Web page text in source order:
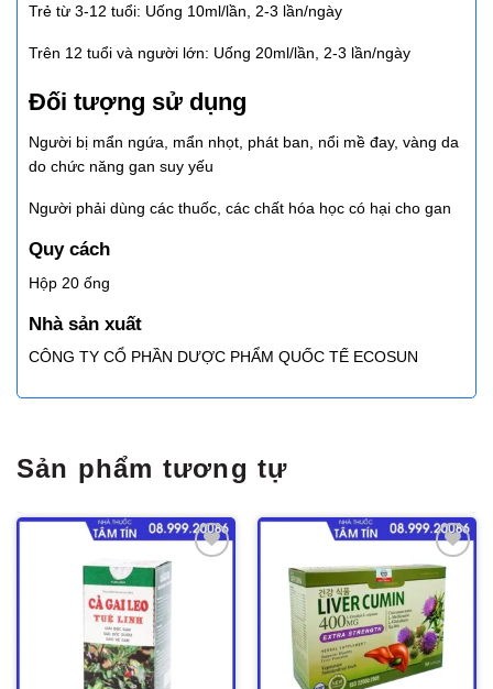
Trẻ từ 3-12 tuổi: Uống 10ml/lần, 2-3 lần/ngày
Trên 12 tuổi và người lớn: Uống 20ml/lần, 2-3 lần/ngày
Đối tượng sử dụng
Người bị mẩn ngứa, mẩn nhọt, phát ban, nổi mề đay, vàng da
do chức năng gan suy yếu
Người phải dùng các thuốc, các chất hóa học có hại cho gan
Quy cách
Hộp 20 ống
Nhà sản xuất
CÔNG TY CỔ PHẦN DƯỢC PHẨM QUỐC TẾ ECOSUN
Sản phẩm tương tự
Thêm
vào
yêu
thích